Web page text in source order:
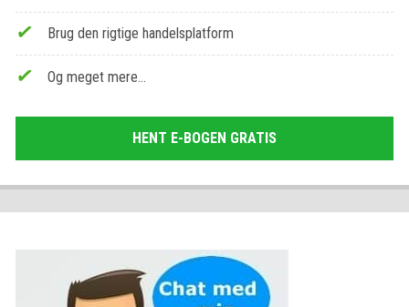
Brug den rigtige handelsplatform
Og meget mere…
HENT E-BOGEN GRATIS